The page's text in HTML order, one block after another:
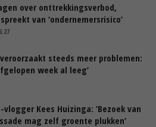
over onttrekkingsverbod,
van ‘ondernemersrisico’
steeds meer problemen:
week al leeg’
vlogger Kees Huizinga: ‘Bezoek van
mag zelf groente plukken’